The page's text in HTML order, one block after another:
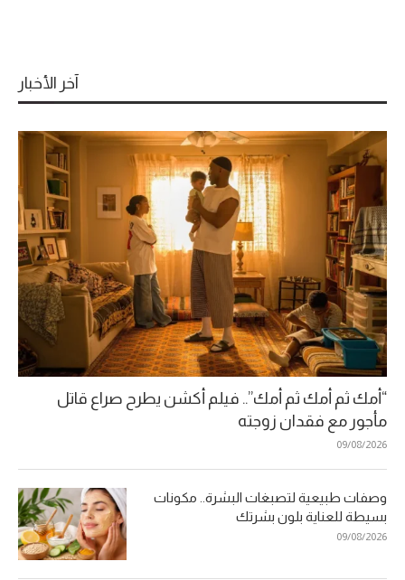
آخر الأخبار
“أمك ثم أمك ثم أمك”.. فيلم أكشن يطرح صراع قاتل
مأجور مع فقدان زوجته
09/08/2026
وصفات طبيعية لتصبغات البشرة.. مكونات
بسيطة للعناية بلون بشرتك
09/08/2026